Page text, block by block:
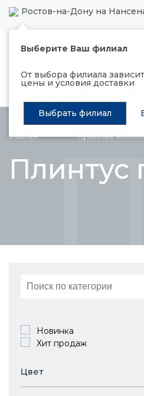
Ростов-на-Дону на
Выберите Ваш филиал
От выбора филиала
цены и условия доставки
Выбрать филиал
Каталог
Распродажа
Главная Кухонные
Плинтус
Новинка
Хит продаж
Цвет